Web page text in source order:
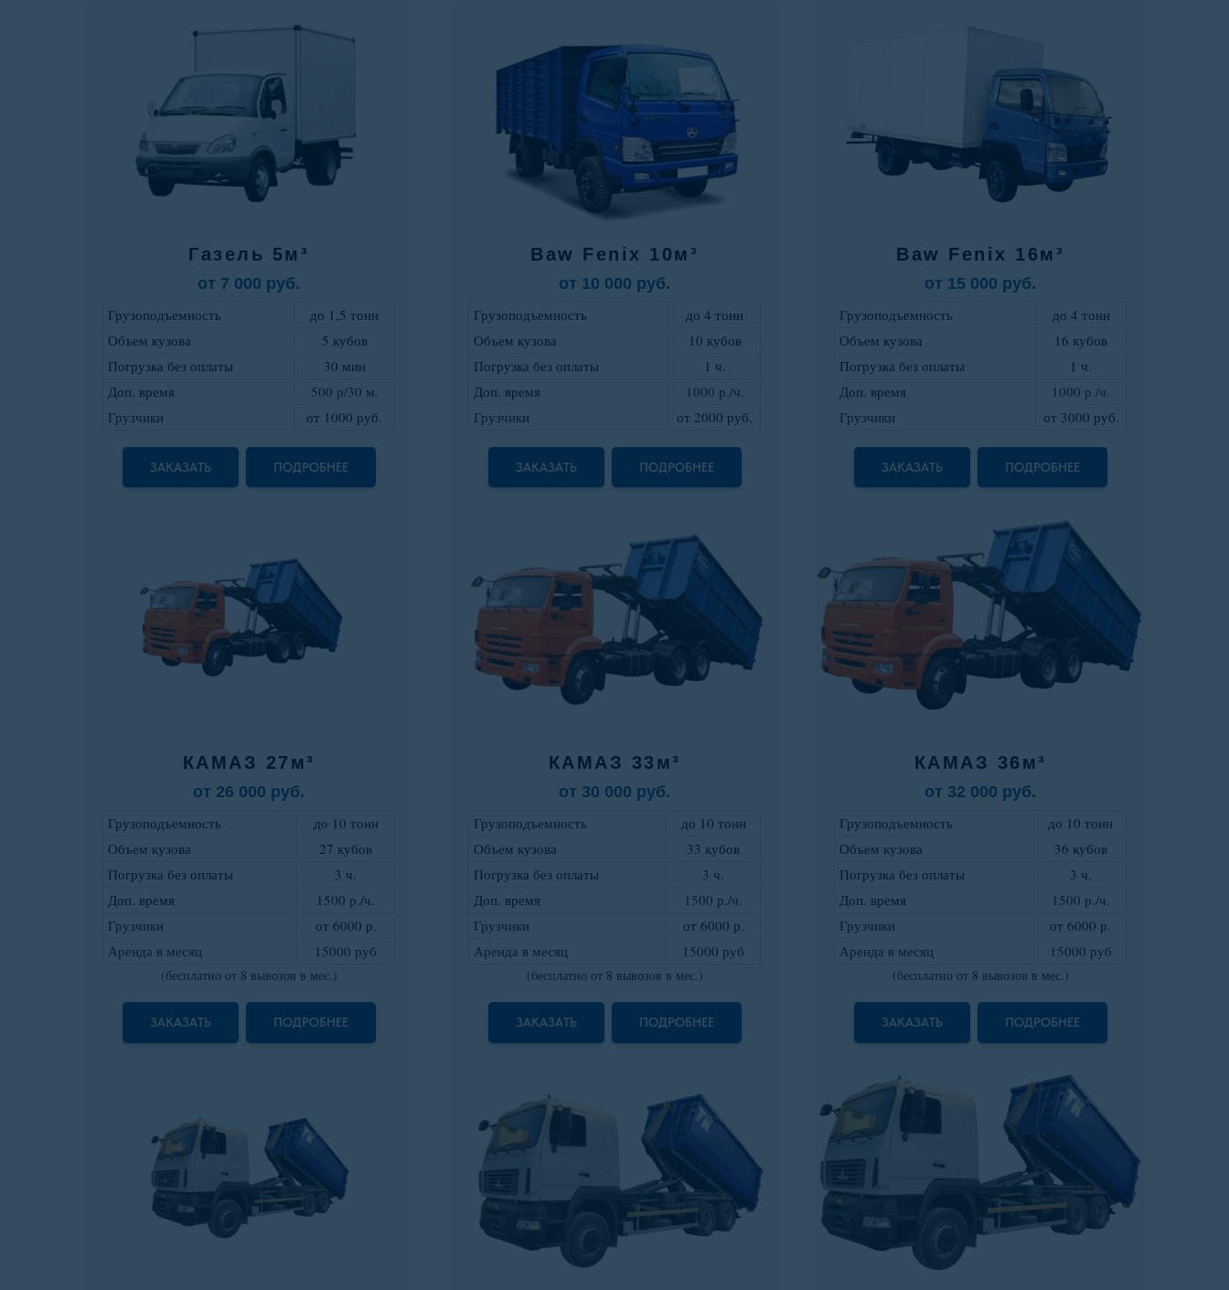
Газель 5м³
от 7 000 руб.
Грузоподъемность
до 1,5 тонн
Объем кузова
5 кубов
Погрузка без оплаты
30 мин
Доп. время
500 р/30 м.
Грузчики
от 1000 руб.
ЗАКАЗАТЬ ПОДРОБНЕЕ
Baw Fenix 10м³
от 10 000 руб.
Грузоподъемность
до 4 тонн
Объем кузова
10 кубов
Погрузка без оплаты
1 ч.
Доп. время
1000 р./ч.
Грузчики
от 2000 руб.
ЗАКАЗАТЬ ПОДРОБНЕЕ
Baw Fenix 16м³
от 15 000 руб.
Грузоподъемность
до 4 тонн
Объем кузова
16 кубов
Погрузка без оплаты
1 ч.
Доп. время
1000 р./ч.
Грузчики
от 3000 руб.
ЗАКАЗАТЬ ПОДРОБНЕЕ
КАМАЗ 27м³
от 26 000 руб.
Грузоподъемность
до 10 тонн
Объем кузова
27 кубов
Погрузка без оплаты
3 ч.
Доп. время
1500 р./ч.
Грузчики
от 6000 р.
Аренда в месяц
15000 руб
(бесплатно от 8 вывозов в мес.)
ЗАКАЗАТЬ ПОДРОБНЕЕ
КАМАЗ 33м³
от 30 000 руб.
Грузоподъемность
до 10 тонн
Объем кузова
33 кубов
Погрузка без оплаты
3 ч.
Доп. время
1500 р./ч.
Грузчики
от 6000 р.
Аренда в месяц
15000 руб
(бесплатно от 8 вывозов в мес.)
ЗАКАЗАТЬ ПОДРОБНЕЕ
КАМАЗ 36м³
от 32 000 руб.
Грузоподъемность
до 10 тонн
Объем кузова
36 кубов
Погрузка без оплаты
3 ч.
Доп. время
1500 р./ч.
Грузчики
от 6000 р.
Аренда в месяц
15000 руб
(бесплатно от 8 вывозов в мес.)
ЗАКАЗАТЬ ПОДРОБНЕЕ